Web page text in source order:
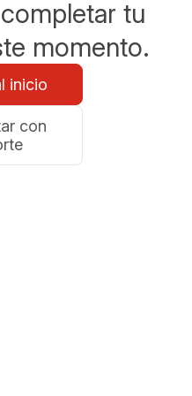
tu
momento.
inicio
con